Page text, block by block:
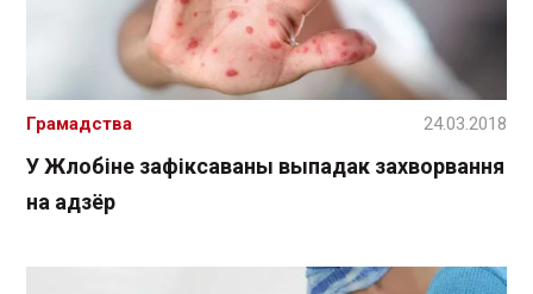
У Жлобіне зафіксаваны выпадак захворвання
на адзёр
Грамадства 24.03.2018